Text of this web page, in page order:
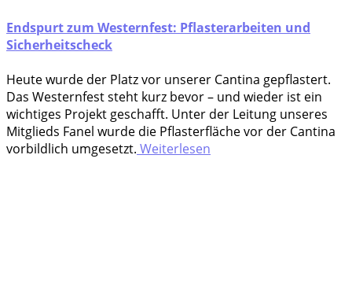
Endspurt zum Westernfest: Pflasterarbeiten und
Sicherheitscheck
Heu­te wur­de der Platz vor unse­rer Can­ti­na gepflastert.
Das Wes­tern­fest steht kurz bevor – und wie­der ist ein
wich­ti­ges Pro­jekt geschafft. Unter der Lei­tung unse­res
Mit­glieds Fanel wur­de die Pflas­ter­flä­che vor der Can­ti­na
vor­bild­lich umgesetzt. Weiterlesen